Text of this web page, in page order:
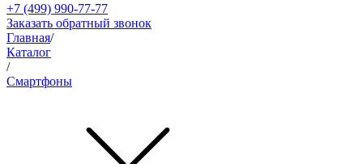
+7 (499) 990-77-77
Заказать обратный звонок
Главная/
Каталог
/
Смартфоны